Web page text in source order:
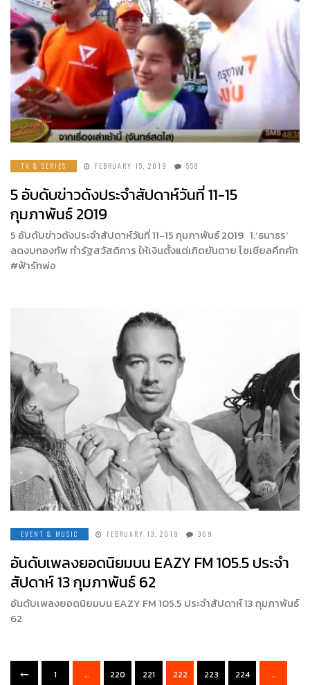
TV & SERIES FEBRUARY 15, 2019 558
5 อับดับข่าวดังประจำสัปดาห์วันที่ 11-15
กุมภาพันธ์ 2019
5 อับดับข่าวดังประจำสัปดาห์วันที่ 11-15 กุมภาพันธ์ 2019 1.‘ธนาธร‘
ลดงบกองทัพ ทำรัฐสวัสดิการ ให้เงินตั้งแต่เกิดยันตาย โซเชียลคึกคัก
#ฟ้ารักพ่อ
EVENT & MUSIC FEBRUARY 13, 2019 369
อันดับเพลงยอดนิยมบน EAZY FM 105.5 ประจำ
สัปดาห์ 13 กุมภาพันธ์ 62
อันดับเพลงยอดนิยมบน EAZY FM 105.5 ประจำสัปดาห์ 13 กุมภาพันธ์
62
1 … 220 221 222 223 224 …